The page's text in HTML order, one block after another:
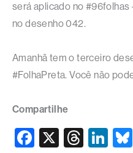
será aplicado no
no desenho 042.
Amanhã tem o terceiro
#FolhaPreta. Você não
Compartilhe
F
X
T
Li